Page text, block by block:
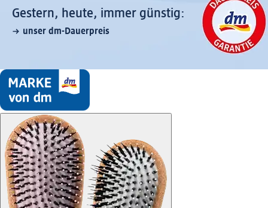
Gestern, heute, immer günstig:
unser dm-Dauerpreis